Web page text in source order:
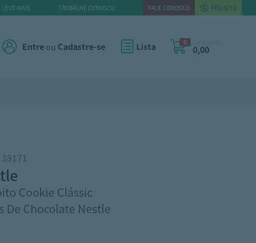
LEVE MAIS TRABALHE CONOSCO FALE CONOSCO FOLHETO
Entreou Cadastre-se Lista 0
0,00
Cookie Clássic
De Chocolate Nestle